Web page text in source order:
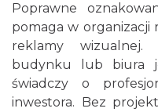
Poprawne
pomaga w organizacji
reklamy wizualnej.
budynku lub biura
świadczy o
inwestora. Bez